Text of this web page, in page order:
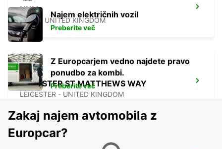
HULL
HULL - UNITED KINGDOM
LEICESTER ST MATTHEWS WAY
LEICESTER - UNITED KINGDOM
Najem električnih vozil
Preberite več
Z Europcarjem vedno najdete pravo
ponudbo za kombi.
Preberite več
Zakaj najem avtomobila z
Europcar?